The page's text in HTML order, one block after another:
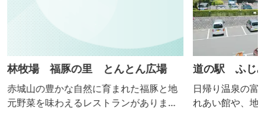
林牧場 福豚の里 とんとん広場
赤城山の豊かな自然に育まれた福豚と地
元野菜を味わえるレストランがありま
道の駅 ふじ
日帰り温泉の富
れあい館や、地